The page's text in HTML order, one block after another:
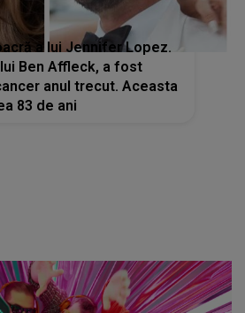
a lui Jennifer Lopez.
Ben Affleck, a fost
anul trecut. Aceasta
83 de ani